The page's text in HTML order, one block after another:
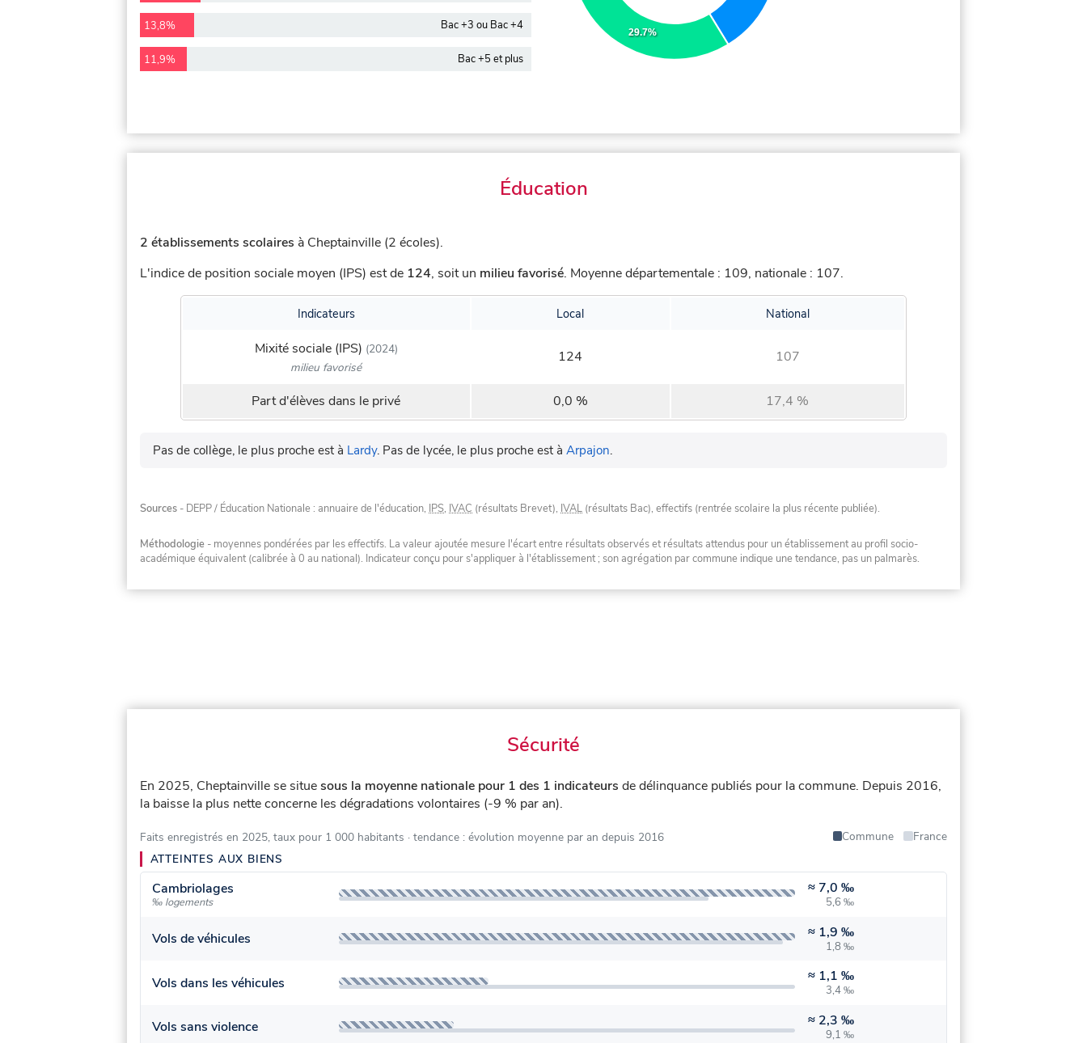
13,8% Bac +3 ou Bac +4
11,9% Bac +5 et plus
29.7%
Éducation
2 établissements scolaires à Cheptainville (2 écoles).
L'indice de position sociale moyen (IPS) est de 124, soit un milieu favorisé. Moyenne départementale : 109, nationale : 107.
Indicateurs Local National
Mixité sociale (IPS) (2024)
milieu favorisé
124 107
Part d'élèves dans le privé 0,0 % 17,4 %
Pas de collège, le plus proche est à Lardy. Pas de lycée, le plus proche est à Arpajon.
Sources - DEPP / Éducation Nationale : annuaire de l'éducation, IPS, IVAC (résultats Brevet), IVAL (résultats Bac), effectifs (rentrée scolaire la plus récente publiée).
Méthodologie - moyennes pondérées par les effectifs. La valeur ajoutée mesure l'écart entre résultats observés et résultats attendus pour un établissement au profil socio-
académique équivalent (calibrée à 0 au national). Indicateur conçu pour s'appliquer à l'établissement ; son agrégation par commune indique une tendance, pas un palmarès.
Sécurité
En 2025, Cheptainville se situesous la moyenne nationale pour 1 des 1 indicateurs de délinquance publiés pour la commune. Depuis 2016,
la baisse la plus nette concerne les dégradations volontaires (-9 % par an).
Faits enregistrés en 2025, taux pour 1 000 habitants · tendance : évolution moyenne par an depuis 2016 Commune
France
ATTEINTES AUX BIENS
Cambriolages
‰ logements
≈ 7,0 ‰
5,6 ‰
Vols de véhicules ≈ 1,9 ‰
1,8 ‰
Vols dans les véhicules ≈ 1,1 ‰
3,4 ‰
Vols sans violence ≈ 2,3 ‰
9,1 ‰